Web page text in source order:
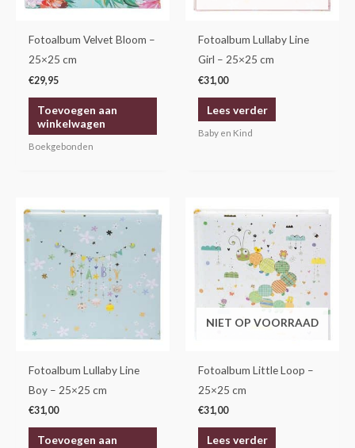
Fotoalbum Velvet Bloom –
25×25 cm
€29,95
Toevoegen aan
winkelwagen
Boekgebonden
Fotoalbum Lullaby Line
Girl – 25×25 cm
€31,00
Lees verder
Baby en Kind
Fotoalbum Lullaby Line
Boy – 25×25 cm
€31,00
Toevoegen aan
NIET OP VOORRAAD
Fotoalbum Little Loop –
25×25 cm
€31,00
Lees verder